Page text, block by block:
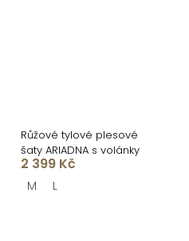
Růžové tylové plesové
šaty ARIADNA s volánky
2 399 Kč
M L